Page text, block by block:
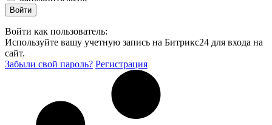
Войти как пользователь:
Используйте вашу учетную запись на Битрикс24 для входа на
сайт.
Забыли свой пароль? Регистрация